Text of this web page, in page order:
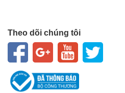
Theo dõi chúng tôi